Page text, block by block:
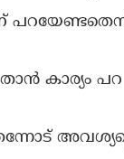
കാര്യം പറ